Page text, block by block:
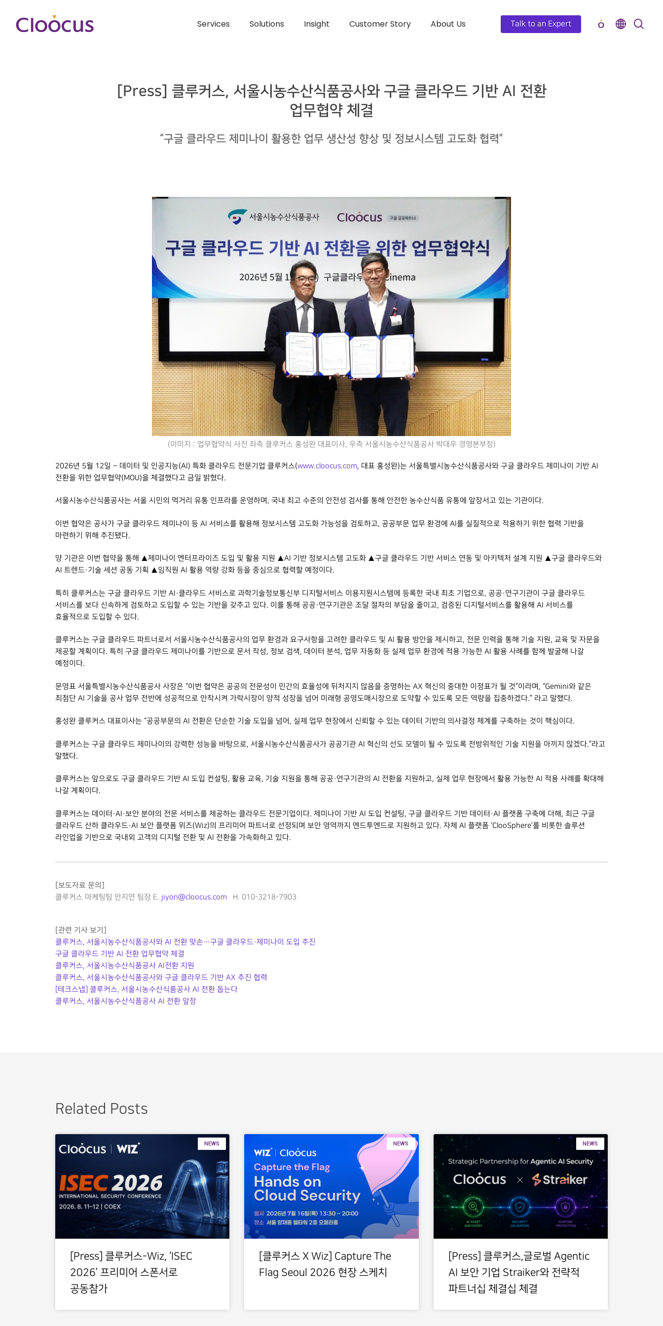
Hit enter to search or ESC to close
Services Solutions Insight Customer Story About Us Talk to an Expert
[Press] 클루커스, 서울시농수산식품공사와 구글 클라우드 기반 AI 전환
업무협약 체결
“구글 클라우드 제미나이 활용한 업무 생산성 향상 및 정보시스템 고도화 협력”
(이미지 : 업무협약식 사진 좌측 클루커스 홍성완 대표이사, 우측 서울시농수산식품공사 박대우 경영본부장)
2026년 5월 12일 – 데이터 및 인공지능(AI) 특화 클라우드 전문기업 클루커스(www.cloocus.com, 대표 홍성완)는 서울특별시농수산식품공사와 구글 클라우드 제미나이 기반 AI
전환을 위한 업무협약(MOU)을 체결했다고 금일 밝혔다.
서울시농수산식품공사는 서울 시민의 먹거리 유통 인프라를 운영하며, 국내 최고 수준의 안전성 검사를 통해 안전한 농수산식품 유통에 앞장서고 있는 기관이다.
이번 협약은 공사가 구글 클라우드 제미나이 등 AI 서비스를 활용해 정보시스템 고도화 가능성을 검토하고, 공공부문 업무 환경에 AI를 실질적으로 적용하기 위한 협력 기반을
마련하기 위해 추진됐다.
양 기관은 이번 협약을 통해 ▲제미나이 엔터프라이즈 도입 및 활용 지원 ▲AI 기반 정보시스템 고도화 ▲구글 클라우드 기반 서비스 연동 및 아키텍처 설계 지원 ▲구글 클라우드와
AI 트렌드·기술 세션 공동 기획 ▲임직원 AI 활용 역량 강화 등을 중심으로 협력할 예정이다.
특히 클루커스는 구글 클라우드 기반 AI·클라우드 서비스로 과학기술정보통신부 디지털서비스 이용지원시스템에 등록한 국내 최초 기업으로, 공공·연구기관이 구글 클라우드
서비스를 보다 신속하게 검토하고 도입할 수 있는 기반을 갖추고 있다. 이를 통해 공공·연구기관은 조달 절차의 부담을 줄이고, 검증된 디지털서비스를 활용해 AI 서비스를
효율적으로 도입할 수 있다.
클루커스는 구글 클라우드 파트너로서 서울시농수산식품공사의 업무 환경과 요구사항을 고려한 클라우드 및 AI 활용 방안을 제시하고, 전문 인력을 통해 기술 지원, 교육 및 자문을
제공할 계획이다. 특히 구글 클라우드 제미나이를 기반으로 문서 작성, 정보 검색, 데이터 분석, 업무 자동화 등 실제 업무 환경에 적용 가능한 AI 활용 사례를 함께 발굴해 나갈
예정이다.
문영표 서울특별시농수산식품공사 사장은 “이번 협약은 공공의 전문성이 민간의 효율성에 뒤처지지 않음을 증명하는 AX 혁신의 중대한 이정표가 될 것”이라며, “Gemini와 같은
최첨단 AI 기술을 공사 업무 전반에 성공적으로 안착시켜 가락시장이 양적 성장을 넘어 미래형 공영도매시장으로 도약할 수 있도록 모든 역량을 집중하겠다.” 라고 말했다.
홍성완 클루커스 대표이사는 “공공부문의 AI 전환은 단순한 기술 도입을 넘어, 실제 업무 현장에서 신뢰할 수 있는 데이터 기반의 의사결정 체계를 구축하는 것이 핵심이다.
클루커스는 구글 클라우드 제미나이의 강력한 성능을 바탕으로, 서울시농수산식품공사가 공공기관 AI 혁신의 선도 모델이 될 수 있도록 전방위적인 기술 지원을 아끼지 않겠다.”라고
말했다.
클루커스는 앞으로도 구글 클라우드 기반 AI 도입 컨설팅, 활용 교육, 기술 지원을 통해 공공·연구기관의 AI 전환을 지원하고, 실제 업무 현장에서 활용 가능한 AI 적용 사례를 확대해
나갈 계획이다.
클루커스는 데이터·AI·보안 분야의 전문 서비스를 제공하는 클라우드 전문기업이다. 제미나이 기반 AI 도입 컨설팅, 구글 클라우드 기반 데이터·AI 플랫폼 구축에 더해, 최근 구글
클라우드 산하 클라우드·AI 보안 플랫폼 위즈(Wiz)의 프리미어 파트너로 선정되며 보안 영역까지 엔드투엔드로 지원하고 있다. 자체 AI 플랫폼 ‘ClooSphere’를 비롯한 솔루션
라인업을 기반으로 국내외 고객의 디지털 전환 및 AI 전환을 가속화하고 있다.
[보도자료 문의]
클루커스 마케팅팀 안지연 팀장 E. jiyon@cloocus.com H. 010-3218-7903
[관련 기사 보기]
클루커스, 서울시농수산식품공사와 AI 전환 맞손…구글 클라우드·제미나이 도입 추진
구글 클라우드 기반 AI 전환 업무협약 체결
클루커스, 서울시농수산식품공사 AI전환 지원
클루커스, 서울시농수산식품공사와 구글 클라우드 기반 AX 추진 협력
[테크스냅] 클루커스, 서울시농수산식품공사 AI 전환 돕는다
클루커스, 서울시농수산식품공사 AI 전환 앞장
Related Posts
NEWS
[Press] 클루커스-Wiz, ‘ISEC
2026’ 프리미어 스폰서로
공동참가
NEWS
[클루커스 X Wiz] Capture The
Flag Seoul 2026 현장 스케치
NEWS
[Press] 클루커스,글로벌 Agentic
AI 보안 기업 Straiker와 전략적
파트너십 체결십 체결